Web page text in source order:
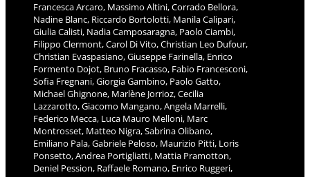
Francesca Arcaro, Massimo Altini, Corrado Bellora,
Nadine Blanc, Riccardo Bortolotti, Manila Calipari,
Giulia Calisti, Nadia Camposaragna, Paolo Ciambi,
Filippo Clermont, Carol Di Vito, Christian Leo Dufour,
Christian Evaspasiano, Giuseppe Farinella, Enrico
Formento Dojot, Bruno Fracasso, Fabio Francesconi,
Sofia Fregnani, Giorgia Gambino, Paolo Gatto,
Michael Ghignone, Marlène Jorrioz, Cecilia
Lazzarotto, Giacomo Mangano, Angela Marrelli,
Federico Mecca, Luca Mauro Melloni, Marc
Montrosset, Matteo Nigra, Sabrina Olibano,
Emiliano Pala, Gabriele Peloso, Maurizio Pitti, Loris
Ponsetto, Andrea Portigliatti, Mattia Pramotton,
Deniel Pession, Raffaele Romano, Enrico Ruggeri,